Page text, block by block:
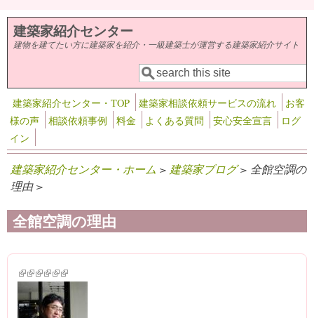
メインコンテンツに移動
建築家紹介センター
建物を建てたい方に建築家を紹介・一級建築士が運営する建築家紹介サイト
検索フォーム
検索
建築家紹介センター・TOP 建築家相談依頼サービスの流れ
お客
様の声
相談依頼事例 料金 よくある質問 安心安全宣言
ログ
イン
建築家紹介センター・ホーム > 建築家ブログ> 全館空調の
理由 >
全館空調の理由
(link is external)
(link is external)
(link is external)
(link is external)
(link is external)
(link is external)